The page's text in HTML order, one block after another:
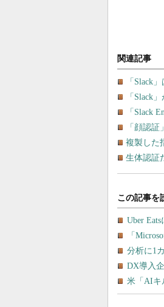
関連記事
「Slack
「Slack
「Slack
「顔認
複製した
生体認証